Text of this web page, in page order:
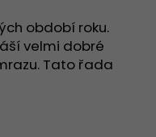
období roku.
velmi dobré
Tato řada